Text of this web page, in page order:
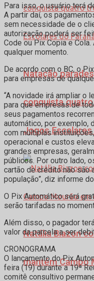
Natação
conquista
Jogos Escolares
Natália Biazon
mantém Campo
Para isso, o usuário terá
A partir daí, os
sem necessidade de o
autorização poderá ser
Code ou Pix Copia e
qualquer momento.
De acordo com o BC, o
para empresas de
“A novidade irá ampliar o
para que empresas de
seus pagamentos
automático, por exemplo,
com múltiplas
operacional e custos
grandes empresas,
públicos. Por outro lado,
cartão de crédito não são
população”, diz informe do
O Pix Automático será
serão tarifadas no
Além disso, o pagador
valor da parcela a ser
CRONOGRAMA
O lançamento do Pix
feira (19) durante a 19ª
comitê consultivo